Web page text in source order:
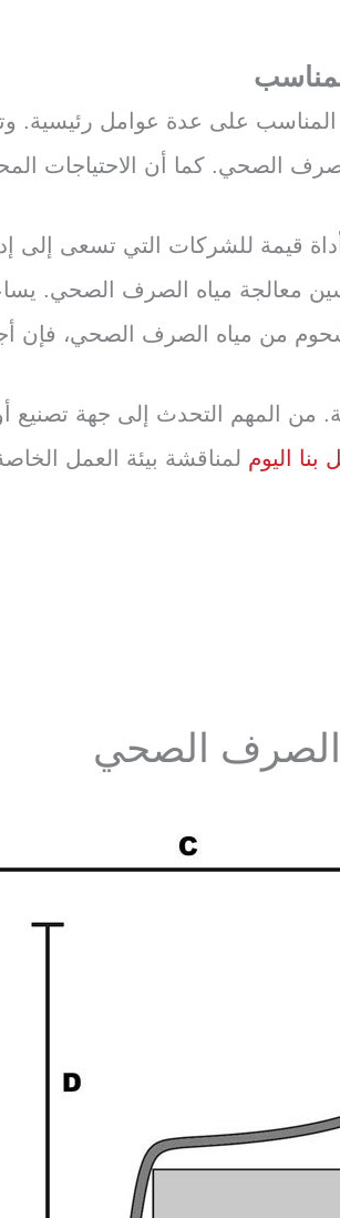
المناسب على عدة عوامل
الصحي. كما أن الاحتياجات
أداة قيمة للشركات التي تسعى
معالجة مياه الصرف الصحي.
من مياه الصرف الصحي، فإن
بنا اليوم لمناقشة بيئة العمل
الصرف الصحي